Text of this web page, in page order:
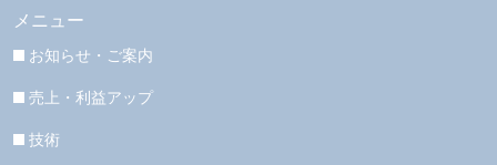
メニュー
お知らせ・ご案内
売上・利益アップ
技術